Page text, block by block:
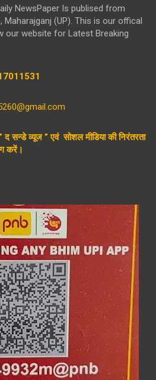
NewsPaper Is publised from
Maharajganj (UP). This is our offical
our website for Latest Breaking
” द सन्डे व्यूज ” एवं सोशल मीडिया की निरंतरता
करें।